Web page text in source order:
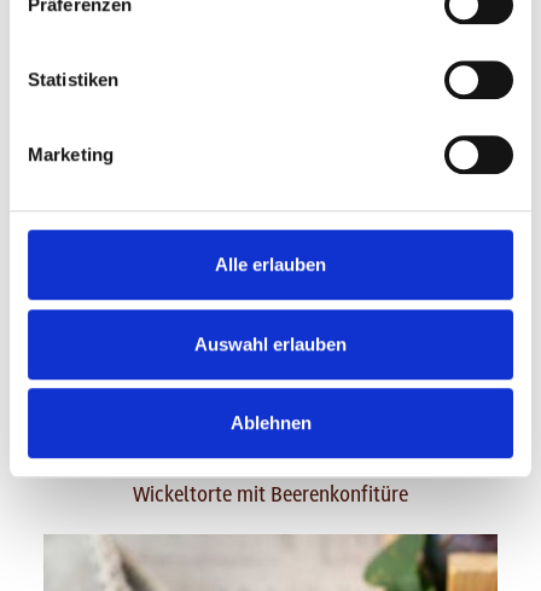
Präferenzen
Statistiken
Marketing
Alle erlauben
Auswahl erlauben
Ablehnen
Wickeltorte mit Beerenkonfitüre